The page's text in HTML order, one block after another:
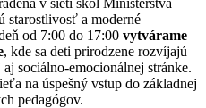
v sieti škôl Ministerstva
starostlivosť a moderné
od 7:00 do 17:00 vytvárame
, kde sa deti prirodzene rozvíjajú
sociálno-emocionálnej stránke.
na úspešný vstup do základnej
pedagógov.